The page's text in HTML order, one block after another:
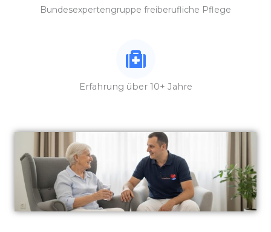
Bundesexpertengruppe freiberufliche Pflege
Erfahrung über 10+ Jahre